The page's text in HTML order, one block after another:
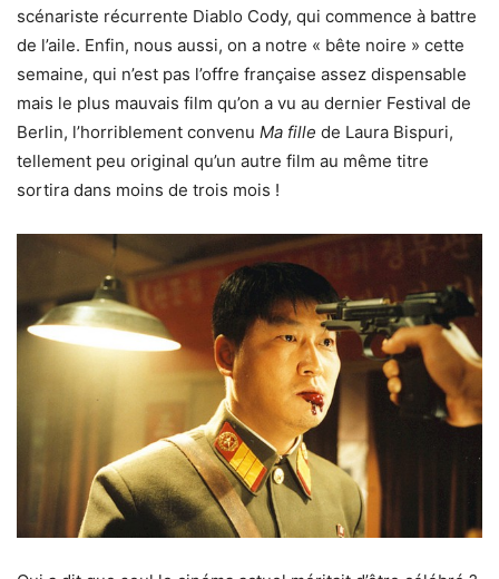
scénariste récurrente Diablo Cody, qui commence à battre
de l’aile. Enfin, nous aussi, on a notre « bête noire » cette
semaine, qui n’est pas l’offre française assez dispensable
mais le plus mauvais film qu’on a vu au dernier Festival de
Berlin, l’horriblement convenu Ma fille de Laura Bispuri,
tellement peu original qu’un autre film au même titre
sortira dans moins de trois mois !